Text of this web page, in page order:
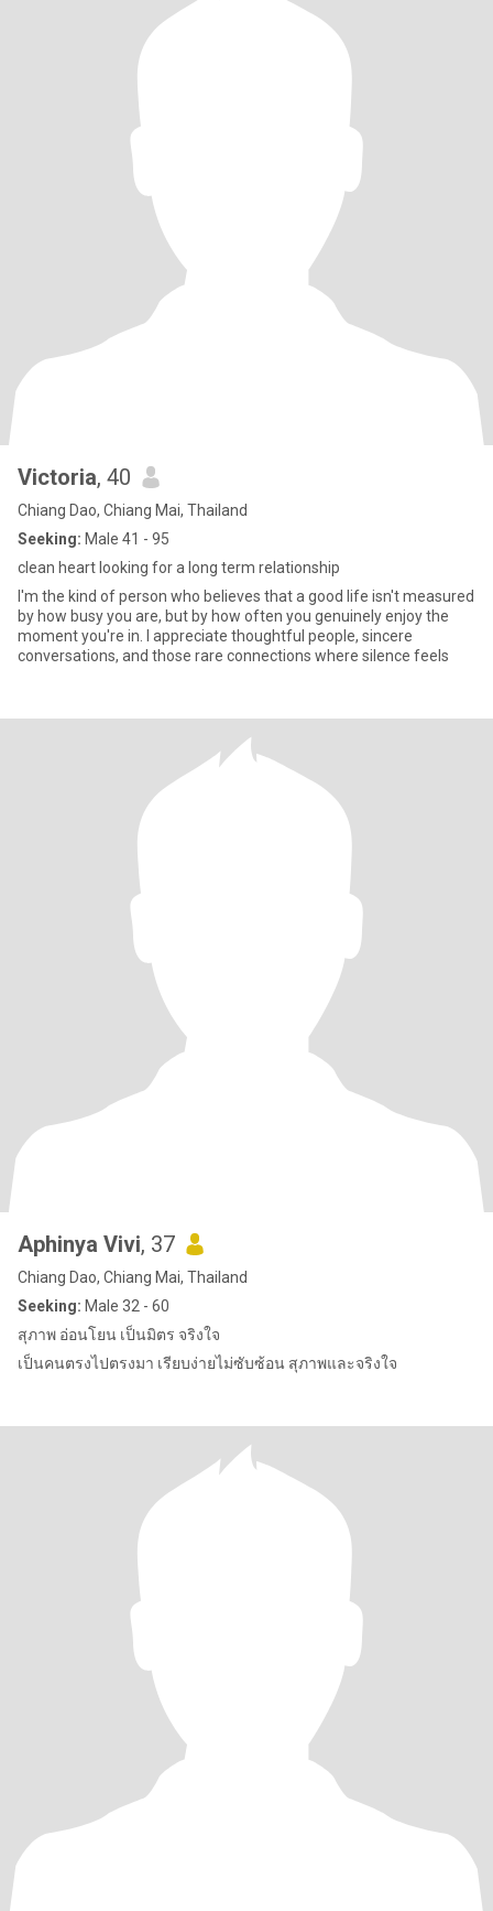
Victoria, 40
Chiang Dao, Chiang Mai, Thailand
Seeking: Male 41 - 95
clean heart looking for a long term relationship
I'm the kind of person who believes that a good life isn't measured
by how busy you are, but by how often you genuinely enjoy the
moment you're in. I appreciate thoughtful people, sincere
conversations, and those rare connections where silence feels
Aphinya Vivi, 37
Chiang Dao, Chiang Mai, Thailand
Seeking: Male 32 - 60
สุภาพ อ่อนโยน เป็นมิตร จริงใจ
เป็นคนตรงไปตรงมา เรียบง่ายไม่ซับซ้อน สุภาพและจริงใจ